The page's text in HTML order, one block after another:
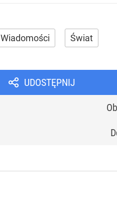
Wiadomości Świat
UDOSTĘPNIJ